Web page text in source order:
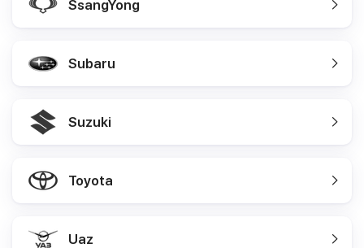
SsangYong
Subaru
Suzuki
Toyota
Uaz